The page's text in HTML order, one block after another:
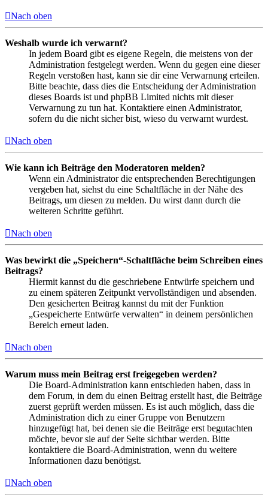
Nach oben
Weshalb wurde ich verwarnt?
In jedem Board gibt es eigene Regeln, die meistens von der
Administration festgelegt werden. Wenn du gegen eine dieser
Regeln verstoßen hast, kann sie dir eine Verwarnung erteilen.
Bitte beachte, dass dies die Entscheidung der Administration
dieses Boards ist und phpBB Limited nichts mit dieser
Verwarnung zu tun hat. Kontaktiere einen Administrator,
sofern du die nicht sicher bist, wieso du verwarnt wurdest.
Nach oben
Wie kann ich Beiträge den Moderatoren melden?
Wenn ein Administrator die entsprechenden Berechtigungen
vergeben hat, siehst du eine Schaltfläche in der Nähe des
Beitrags, um diesen zu melden. Du wirst dann durch die
weiteren Schritte geführt.
Nach oben
Was bewirkt die „Speichern“-Schaltfläche beim Schreiben eines
Beitrags?
Hiermit kannst du die geschriebene Entwürfe speichern und
zu einem späteren Zeitpunkt vervollständigen und absenden.
Den gesicherten Beitrag kannst du mit der Funktion
„Gespeicherte Entwürfe verwalten“ in deinem persönlichen
Bereich erneut laden.
Nach oben
Warum muss mein Beitrag erst freigegeben werden?
Die Board-Administration kann entschieden haben, dass in
dem Forum, in dem du einen Beitrag erstellt hast, die Beiträge
zuerst geprüft werden müssen. Es ist auch möglich, dass die
Administration dich zu einer Gruppe von Benutzern
hinzugefügt hat, bei denen sie die Beiträge erst begutachten
möchte, bevor sie auf der Seite sichtbar werden. Bitte
kontaktiere die Board-Administration, wenn du weitere
Informationen dazu benötigst.
Nach oben